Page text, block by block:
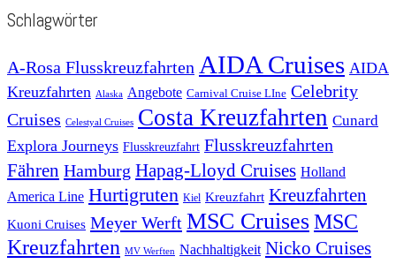
Schlagwörter
A-Rosa Flusskreuzfahrten AIDA Cruises AIDA
Kreuzfahrten
Alaska Angebote Carnival Cruise LIne Celebrity
Cruises Celestyal Cruises Costa Kreuzfahrten Cunard
Explora Journeys Flusskreuzfahrt Flusskreuzfahrten
Fähren Hamburg Hapag-Lloyd Cruises Holland
America Line Hurtigruten Kiel Kreuzfahrt Kreuzfahrten
Kuoni Cruises Meyer Werft MSC CruisesMSC
Kreuzfahrten MV Werften Nachhaltigkeit Nicko Cruises